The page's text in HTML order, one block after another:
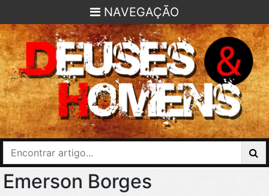
NAVEGAÇÃO
Emerson Borges